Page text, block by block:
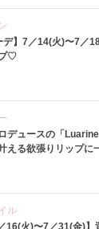
デ】7／14(火)〜7／
♡
デュースの「
える欲張りリップに
ル
16(火)〜7／31(金)